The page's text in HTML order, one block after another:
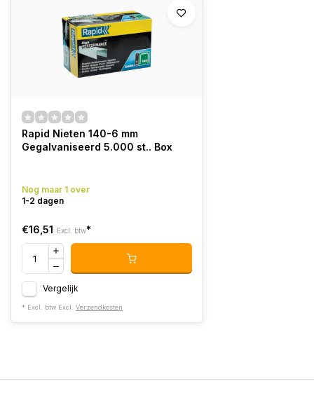
Rapid Nieten 140-6 mm
Gegalvaniseerd 5.000 st.. Box
Nog maar 1 over
1-2 dagen
€16,51 Excl. btw*
Vergelijk
* Excl. btw Excl. Verzendkosten